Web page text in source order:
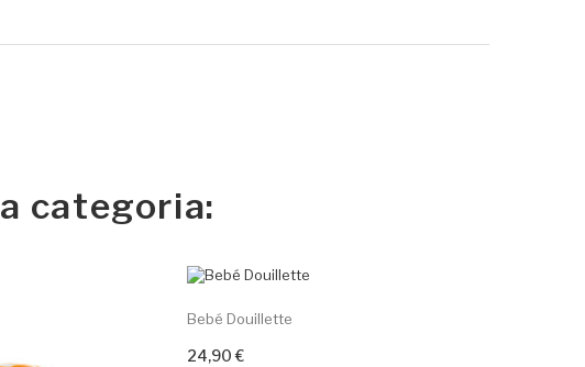
categoria:
Bebé Douillette
24,90 €Adicionar ao carrinho